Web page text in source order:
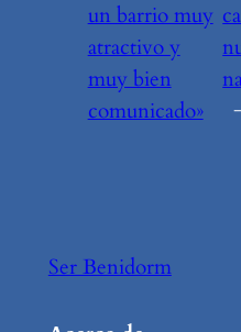
un barrio muy
atractivo y
muy bien
comunicado»
Ser Benidorm